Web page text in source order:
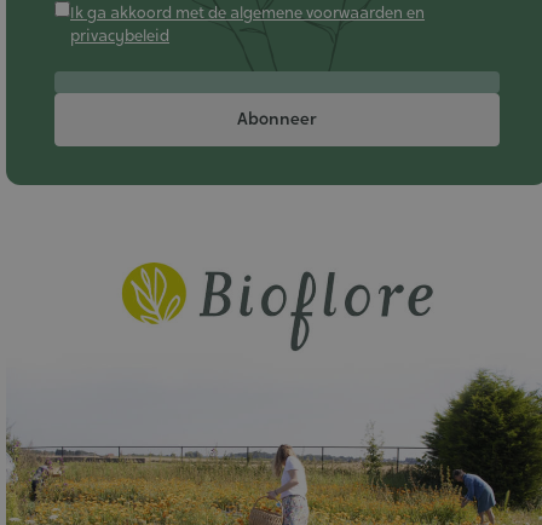
Ik ga akkoord met de algemene voorwaarden en
privacybeleid
Abonneer